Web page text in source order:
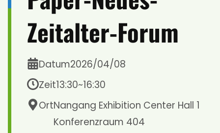
Zeitalter-Forum
Datum2026/04/08
Zeit13:30~16:30
OrtNangang Exhibition Center Hall 1
Konferenzraum 404